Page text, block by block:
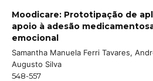
Moodicare: Prototipação de
apoio à adesão
emocional
Samantha Manuela Ferri Tavares,
Augusto Silva
548-557